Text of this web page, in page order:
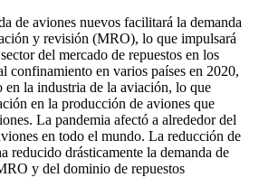
de aviones nuevos facilitará la demanda
y revisión (MRO), lo que impulsará
del mercado de repuestos en los
confinamiento en varios países en 2020,
en la industria de la aviación, lo que
en la producción de aviones que
La pandemia afectó a alrededor del
en todo el mundo. La reducción de
reducido drásticamente la demanda de
y del dominio de repuestos